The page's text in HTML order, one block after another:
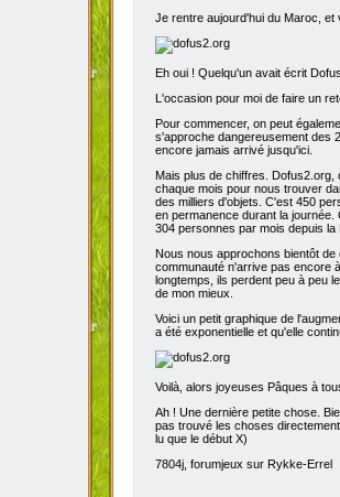
Je rentre aujourd'hui du Maroc, et
Eh oui ! Quelqu'un avait écrit
L'occasion pour moi de faire un
Pour commencer, on peut
s'approche dangereusement des
encore jamais arrivé jusqu'ici.
Mais plus de chiffres.
chaque mois pour nous trouver
des milliers d'objets. C'est 450
en permanence durant la
304 personnes par mois depuis
Nous nous approchons bientôt
communauté n'arrive pas encore
longtemps, ils perdent peu à peu
de mon mieux.
Voici un petit graphique de
a été exponentielle et qu'elle
Voilà, alors joyeuses Pâques à
Ah ! Une dernière petite chose.
pas trouvé les choses
lu que le début X)
7804j, forumjeux sur Rykke-Errel